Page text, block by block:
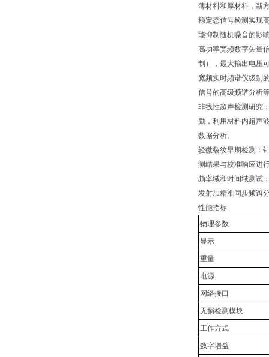
薄材料和厚材料，新
稳定态信号检测实现
能抑制随机噪音的影
高功率宽频数字矢量
制），最大输出电压
宽频实时频谱仪级别
信号的高级频谱分析
非线性超声检测研究
励，利用材料内超声
数据分析。
轻微裂纹早期检测：
测结果与校准响应进
频率域和时间域测试
发射加精准同步频谱
性能指标
物理参数
显示
重量
电源
网络接口
无损检测模块
工作方式
数字增益